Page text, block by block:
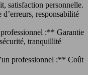
satisfaction personnelle.
responsabilité
:** Garantie
tranquillité
professionnel :** Coût